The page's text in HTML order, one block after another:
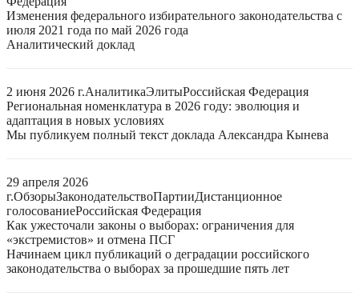
Изменения федерального избирательного законодательства с
июля 2021 года по май 2026 года
Аналитический доклад
2 июня 2026 г.АналитикаЭлитыРоссийская Федерация
Региональная номенклатура в 2026 году: эволюция и
адаптация в новых условиях
Мы публикуем полный текст доклада Александра Кынева
29 апреля 2026
г.ОбзорыЗаконодательствоПартииДистанционное
голосованиеРоссийская Федерация
Как ужесточали законы о выборах: ограничения для
«экстремистов» и отмена ПСГ
Начинаем цикл публикаций о деградации российского
законодательства о выборах за прошедшие пять лет